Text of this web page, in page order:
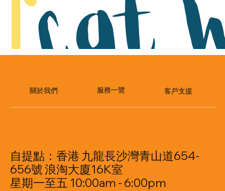
關於我們 ​服務一覽 客戶支援
自提點：香港 九龍長沙灣青山道654-
656號 浪淘大廈16K室
星期一至五 10:00am - 6:00pm